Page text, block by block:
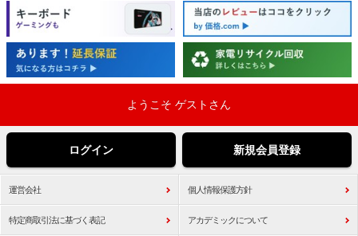
ようこそ ゲストさん
ログイン 新規会員登録
運営会社 個人情報保護方針
特定商取引法に基づく表記 アカデミックについて